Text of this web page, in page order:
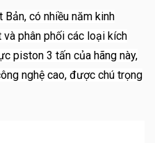
có nhiều năm kinh
phân phối các loại kích
piston 3 tấn của hãng này,
nghệ cao, được chú trọng